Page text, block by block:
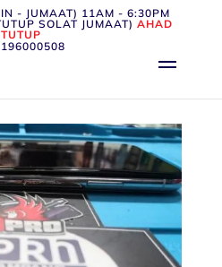
- JUMAAT) 11AM - 6:30PM
SOLAT JUMAAT) AHAD
TUTUP